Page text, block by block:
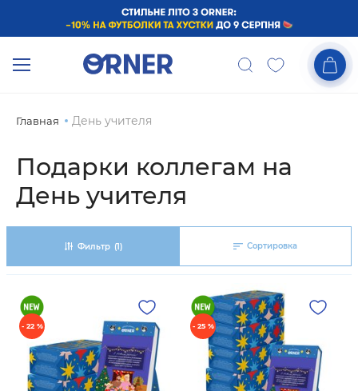
Главная День учителя
Подарки коллегам на
День учителя
Фильтр (1) Сортировка
- 22 % - 25 %